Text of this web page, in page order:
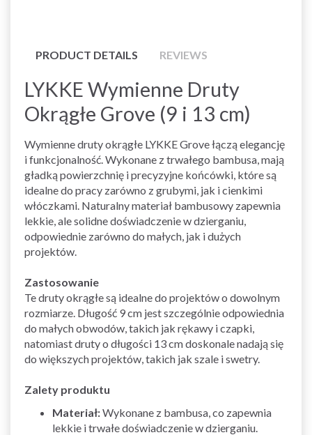
PRODUCT DETAILS REVIEWS
LYKKE Wymienne Druty
Okrągłe Grove (9 i 13 cm)
Wymienne druty okrągłe LYKKE Grove łączą elegancję
i funkcjonalność. Wykonane z trwałego bambusa, mają
gładką powierzchnię i precyzyjne końcówki, które są
idealne do pracy zarówno z grubymi, jak i cienkimi
włóczkami. Naturalny materiał bambusowy zapewnia
lekkie, ale solidne doświadczenie w dzierganiu,
odpowiednie zarówno do małych, jak i dużych
projektów.
Zastosowanie
Te druty okrągłe są idealne do projektów o dowolnym
rozmiarze. Długość 9 cm jest szczególnie odpowiednia
do małych obwodów, takich jak rękawy i czapki,
natomiast druty o długości 13 cm doskonale nadają się
do większych projektów, takich jak szale i swetry.
Zalety produktu
Materiał:Wykonane z bambusa, co zapewnia
lekkie i trwałe doświadczenie w dzierganiu.